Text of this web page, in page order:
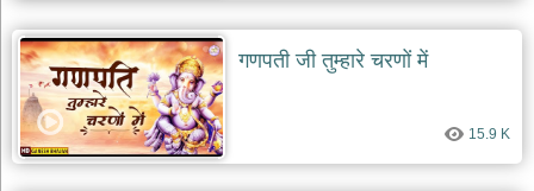
गणपती जी तुम्हारे चरणों में
15.9 K